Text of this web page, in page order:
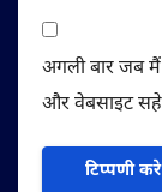
अगली बार जब मैं
और वेबसाइट